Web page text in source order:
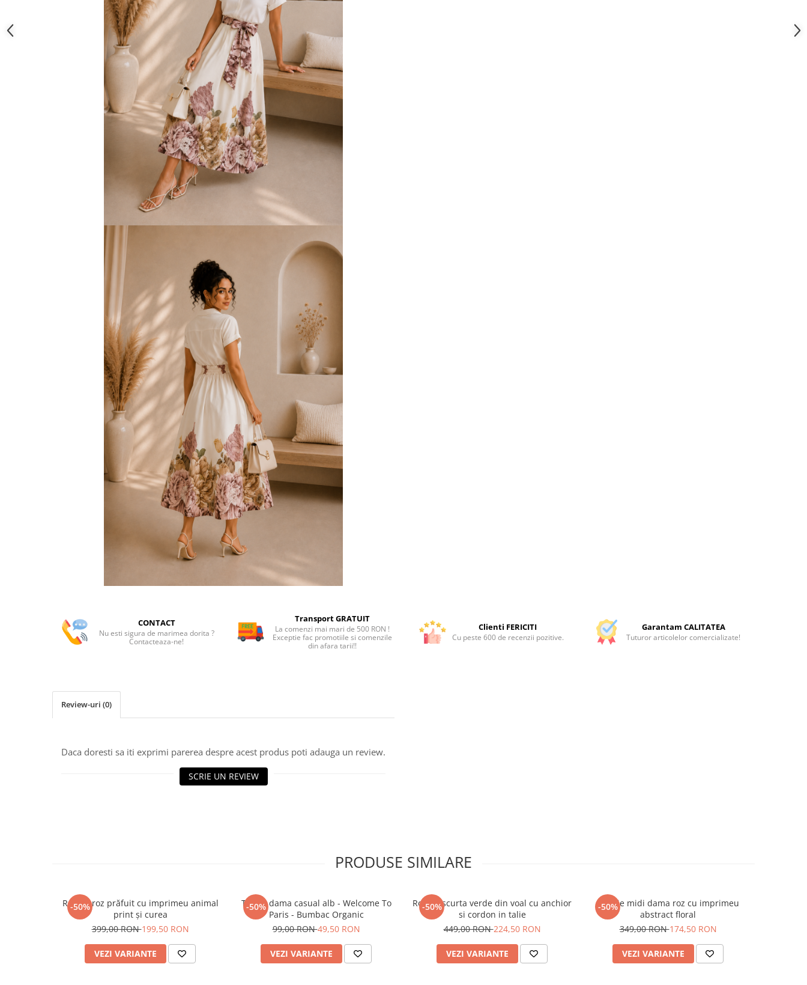
CONTACT
Nu esti sigura de marimea dorita ?
Contacteaza-ne!
Transport GRATUIT
La comenzi mai mari de 500 RON !
Exceptie fac promotiile si comenzile
din afara tarii!!
Clienti FERICITI
Cu peste 600 de recenzii pozitive.
Garantam CALITATEA
Tuturor articolelor comercializate!
Review-uri (0)
Daca doresti sa iti exprimi parerea despre acest produs poti adauga un review.
SCRIE UN REVIEW
PRODUSE SIMILARE
-50%
Rochie roz prăfuit cu imprimeu animal
print și curea
399,00 RON199,50 RON
VEZI VARIANTE
-50%
Tricou dama casual alb - Welcome To
Paris - Bumbac Organic
99,00 RON49,50 RON
VEZI VARIANTE
-50%
Rochie scurta verde din voal cu anchior
si cordon in talie
449,00 RON224,50 RON
VEZI VARIANTE
-50%
Rochie midi dama roz cu imprimeu
abstract floral
349,00 RON174,50 RON
VEZI VARIANTE